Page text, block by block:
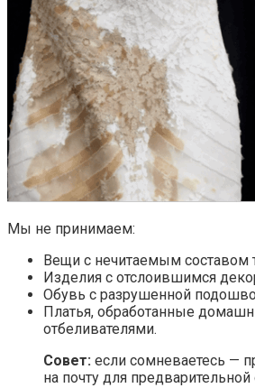
Мы не принимаем:
Вещи с нечитаемым составом
Изделия с отслоившимся
Обувь с разрушенной
Платья, обработанные
отбеливателями.
Совет: если сомневаетесь —
на почту для предварительной